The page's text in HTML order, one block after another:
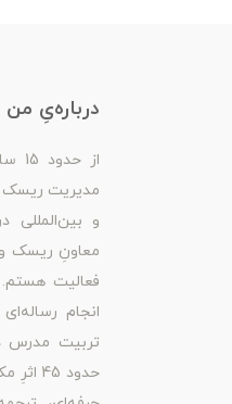
درباره‌یِ
مدیریت ریسک
و بین‌المللی
معاونِ ریسک
فعالیت هستم.
انجام
تربیت مدرس
حدود